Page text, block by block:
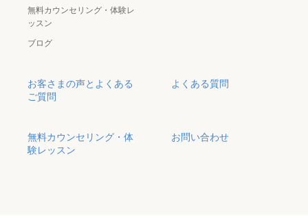
無料カウンセリング・体験レ
ッスン
ブログ
お客さまの声とよくある
ご質問
よくある質問
無料カウンセリング・体
験レッスン
お問い合わせ